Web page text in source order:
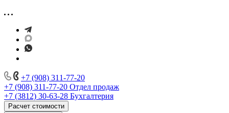
+7 (908) 311-77-20
+7 (908) 311-77-20 Отдел продаж
+7 (3812) 30-63-28 Бухгалтерия
Расчет стоимости